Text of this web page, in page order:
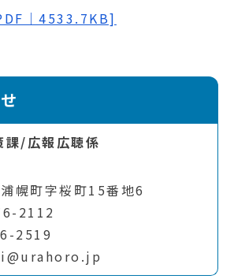
｜4533.7KB]
課/広報広聴係
幌町字桜町15番地6
2112
2519